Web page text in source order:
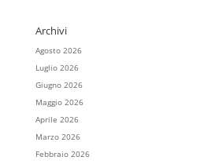
Archivi
Agosto 2026
Luglio 2026
Giugno 2026
Maggio 2026
Aprile 2026
Marzo 2026
Febbraio 2026